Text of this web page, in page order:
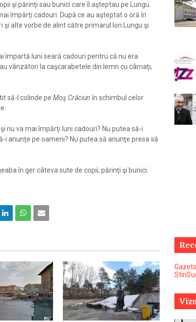
şi părinţi sau bunici care îl aşteptau pe Lungu.
împărţi cadouri. După ce au aşteptat o oră în
alte vorbe de alint către primarul Ion Lungu şi
împartă luni seară cadouri pentru că nu era
vânzători la caşcarabetele din lemn cu cârnaţi,
să-l colinde pe Moş Crăciunîn schimbul celor
nu va mai împărţi luni cadouri? Nu putea să-i
anunţe pe oameni? Nu putea să anunţe presa să
în ger câteva sute de copii, părinţi şi bunici.